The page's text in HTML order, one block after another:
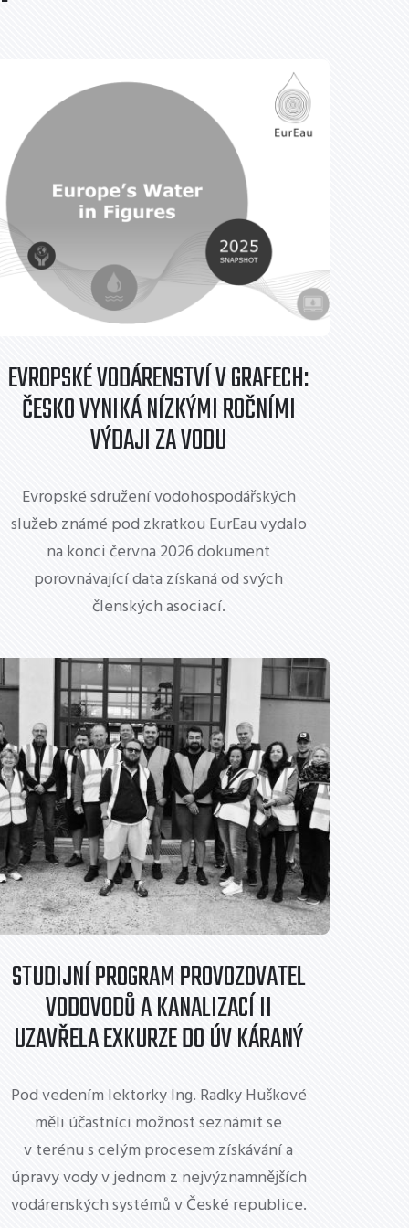
EVROPSKÉ VODÁRENSTVÍ V GRAFECH:
ČESKO VYNIKÁ NÍZKÝMI ROČNÍMI
VÝDAJI ZA VODU
Evropské sdružení vodohospodářských
služeb známé pod zkratkou EurEau vydalo
na konci června 2026 dokument
porovnávající data získaná od svých
členských asociací.
STUDIJNÍ PROGRAM PROVOZOVATEL
VODOVODŮ A KANALIZACÍ II
UZAVŘELA EXKURZE DO ÚV KÁRANÝ
Pod vedením lektorky Ing. Radky Huškové
měli účastníci možnost seznámit se
v terénu s celým procesem získávání a
úpravy vody v jednom z nejvýznamnějších
vodárenských systémů v České republice.